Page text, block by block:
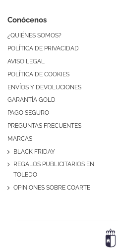
Conócenos
¿QUIÉNES SOMOS?
POLÍTICA DE PRIVACIDAD
AVISO LEGAL
POLÍTICA DE COOKIES
ENVÍOS Y DEVOLUCIONES
GARANTÍA GOLD
PAGO SEGURO
PREGUNTAS FRECUENTES
MARCAS
BLACK FRIDAY
REGALOS PUBLICITARIOS EN
TOLEDO
OPINIONES SOBRE COARTE